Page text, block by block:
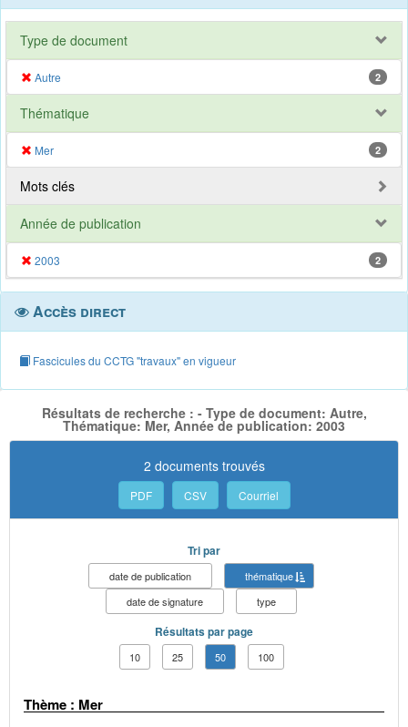
Type de document
Autre 2
Thématique
Mer 2
Mots clés
Année de publication
2003 2
Accès direct
Fascicules du CCTG "travaux" en vigueur
Résultats de recherche : - Type de document: Autre,
Thématique: Mer, Année de publication: 2003
2 documents trouvés
PDF CSV Courriel
Tri par
date de publication
thématique
date de signature
type
Résultats par page
10 25 50 100
Thème : Mer